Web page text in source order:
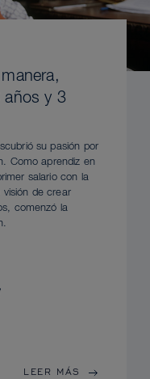
años y 3
su pasión por
Como aprendiz en
salario con la
de crear
comenzó la
LEER MÁS